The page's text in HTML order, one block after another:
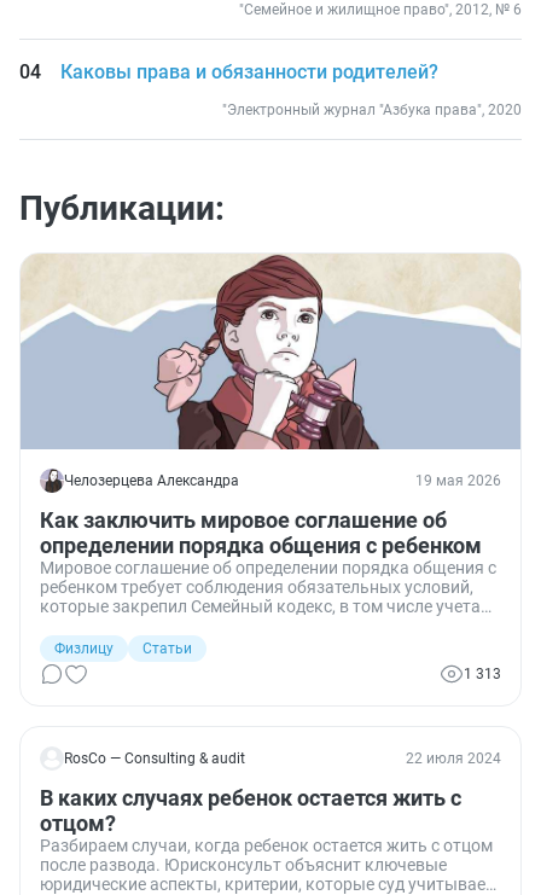
"Семейное и жилищное право", 2012, № 6
Каковы права и обязанности родителей?
"Электронный журнал "Азбука права", 2020
Публикации:
Челозерцева Александра 19 мая 2026
Как заключить мировое соглашение об
определении порядка общения с ребенком
Мировое соглашение об определении порядка общения с
ребенком требует соблюдения обязательных условий,
которые закрепил Семейный кодекс, в том числе учета
этот документ, что в нем указать и в каких случаях суд
откажет в его утверждении.
Физлицу
Статьи
1 313
RosCo — Consulting & audit 22 июля 2024
В каких случаях ребенок остается жить с
отцом?
Разбираем случаи, когда ребенок остается жить с отцом
после развода. Юрисконсульт объяснит ключевые
юридические аспекты, критерии, которые суд учитывает